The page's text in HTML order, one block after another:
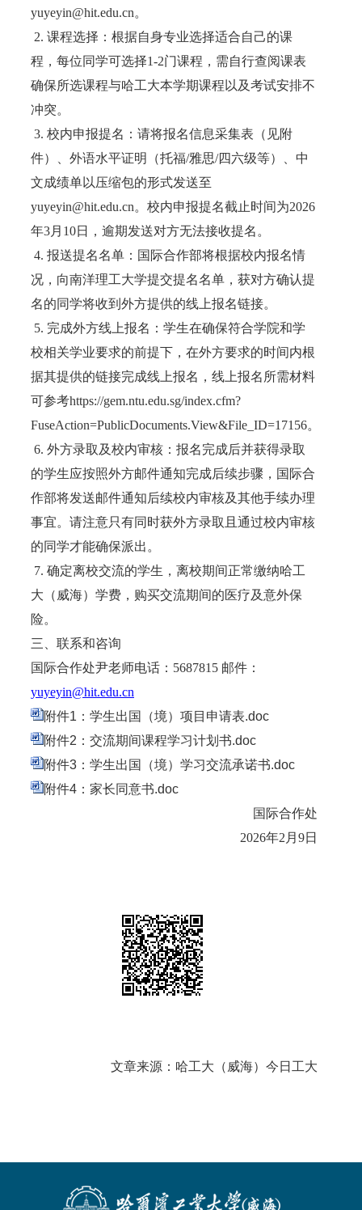
yuyeyin@hit.edu.cn。
2. 课程选择：根据自身专业选择适合自己的课
程，每位同学可选择1-2门课程，需自行查阅课表
确保所选课程与哈工大本学期课程以及考试安排不
冲突。
3. 校内申报提名：请将报名信息采集表（见附
件）、外语水平证明（托福/雅思/四六级等）、中
文成绩单以压缩包的形式发送至
yuyeyin@hit.edu.cn。校内申报提名截止时间为2026
年3月10日，逾期发送对方无法接收提名。
4. 报送提名名单：国际合作部将根据校内报名情
况，向南洋理工大学提交提名名单，获对方确认提
名的同学将收到外方提供的线上报名链接。
5. 完成外方线上报名：学生在确保符合学院和学
校相关学业要求的前提下，在外方要求的时间内根
据其提供的链接完成线上报名，线上报名所需材料
可参考https://gem.ntu.edu.sg/index.cfm?
FuseAction=PublicDocuments.View&File_ID=17156。
6. 外方录取及校内审核：报名完成后并获得录取
的学生应按照外方邮件通知完成后续步骤，国际合
作部将发送邮件通知后续校内审核及其他手续办理
事宜。请注意只有同时获外方录取且通过校内审核
的同学才能确保派出。
7. 确定离校交流的学生，离校期间正常缴纳哈工
大（威海）学费，购买交流期间的医疗及意外保
险。
三、联系和咨询
国际合作处尹老师电话：5687815 邮件：
yuyeyin@hit.edu.cn
附件1：学生出国（境）项目申请表.doc
附件2：交流期间课程学习计划书.doc
附件3：学生出国（境）学习交流承诺书.doc
附件4：家长同意书.doc
国际合作处
2026年2月9日
文章来源：哈工大（威海）今日工大